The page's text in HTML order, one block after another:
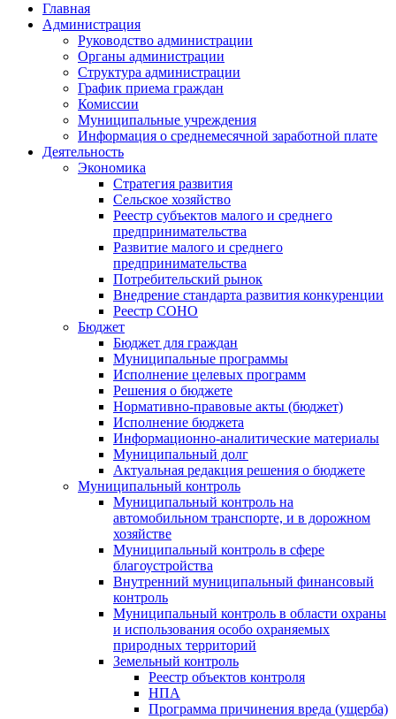
Главная
Администрация
Руководство администрации
Органы администрации
Структура администрации
График приема граждан
Комиссии
Муниципальные учреждения
Информация о среднемесячной заработной плате
Деятельность
Экономика
Стратегия развития
Сельское хозяйство
Реестр субъектов малого и среднего
предпринимательства
Развитие малого и среднего
предпринимательства
Потребительский рынок
Внедрение стандарта развития конкуренции
Реестр СОНО
Бюджет
Бюджет для граждан
Муниципальные программы
Исполнение целевых программ
Решения о бюджете
Нормативно-правовые акты (бюджет)
Исполнение бюджета
Информационно-аналитические материалы
Муниципальный долг
Актуальная редакция решения о бюджете
Муниципальный контроль
Муниципальный контроль на
автомобильном транспорте, и в дорожном
хозяйстве
Муниципальный контроль в сфере
благоустройства
Внутренний муниципальный финансовый
контроль
Муниципальный контроль в области охраны
и использования особо охраняемых
природных территорий
Земельный контроль
Реестр объектов контроля
НПА
Программа причинения вреда (ущерба)